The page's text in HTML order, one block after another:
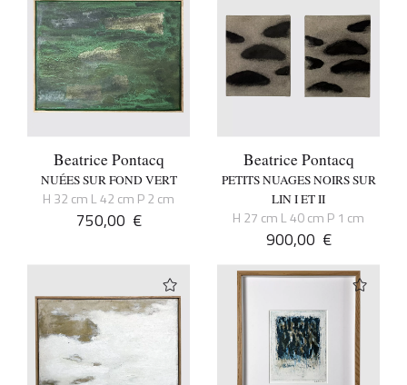
Beatrice Pontacq
NUÉES SUR FOND VERT
H 32 cm L 42 cm P 2 cm
750,00 €
Beatrice Pontacq
PETITS NUAGES NOIRS SUR
LIN I ET II
H 27 cm L 40 cm P 1 cm
900,00 €